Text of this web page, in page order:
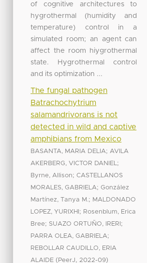
of cognitive architectures to
hygrothermal (humidity and
temperature) control in a
simulated room; an agent can
affect the room hiygrothermal
state. Hygrothermal control
and its optimization ...
The fungal pathogen
Batrachochytrium
salamandrivorans is not
detected in wild and captive
amphibians from Mexico
BASANTA, MARIA DELIA;AVILA
AKERBERG, VICTOR DANIEL;
Byrne, Allison;CASTELLANOS
MORALES, GABRIELA;González
Martínez, Tanya M.; MALDONADO
LOPEZ, YURIXHI ; Rosenblum, Erica
Bree; SUAZO ORTUÑO, IRERI ;
PARRA OLEA, GABRIELA;
REBOLLAR CAUDILLO, ERIA
ALAIDE ( PeerJ,2022-09)